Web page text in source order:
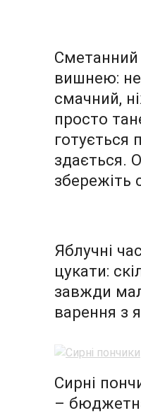
Сметанний
вишнею:
смачний,
просто
готується
здається.
збережіть
Яблучні
цукати:
завжди
варення з
Сирні
–